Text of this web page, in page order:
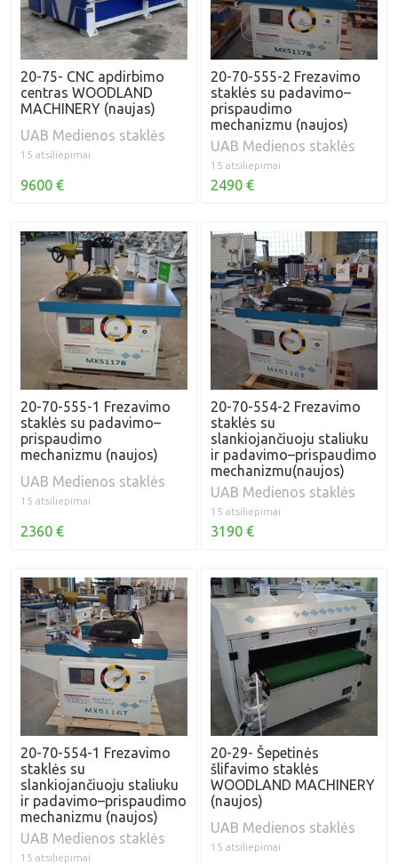
20-75- CNC apdirbimo
centras WOODLAND
MACHINERY (naujas)
UAB Medienos staklės
15 atsiliepimai
9600 €
20-70-555-2 Frezavimo
staklės su padavimo–
prispaudimo
mechanizmu (naujos)
UAB Medienos staklės
15 atsiliepimai
2490 €
20-70-555-1 Frezavimo
staklės su padavimo–
prispaudimo
mechanizmu (naujos)
UAB Medienos staklės
15 atsiliepimai
2360 €
20-70-554-2 Frezavimo
staklės su
slankiojančiuoju staliuku
ir padavimo–prispaudimo
mechanizmu(naujos)
UAB Medienos staklės
15 atsiliepimai
3190 €
20-70-554-1 Frezavimo
staklės su
slankiojančiuoju staliuku
ir padavimo–prispaudimo
mechanizmu (naujos)
UAB Medienos staklės
15 atsiliepimai
20-29- Šepetinės
šlifavimo staklės
WOODLAND MACHINERY
(naujos)
UAB Medienos staklės
15 atsiliepimai